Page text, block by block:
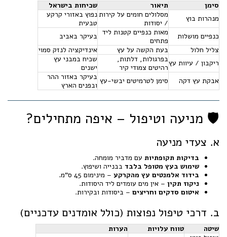
סימן תיאור
שכיחות בישראל
מנהרות בוץ
מסלולים חומים על קירות
/ יסודות
נפוץ באזורי קרקע
טבעית
כנפיים מושלות
מאות כנפיים קטנות ליד
פתחים
בעיקר באביב
צליל חלול
בעת הקשה על עץ
אינדיקציה לנזק סמוי
ריקבון / עיוות עץבפרגולות, דלתות,
רהיטים צמודי קיר
שכיח במבני עץ
ישנים
אבקת עץ דקה
סימן לטרמיטים יבשי-עץ בעיקר באזור ההר
ובפנים הארץ
🛡️ מניעה וטיפול – איפה מתחילים?
א. צעדי מניעה
בדיקות תקופתיות עם מדביר מומחה.
שימוש בעץ מטופל בלבד בבנייה ושיפוץ.
בידוד אלמנטים עץ מהקרקע – מינימום 45 ס"מ.
ניקוז תקין – אין מים עומדים ליד היסודות.
איטום סדקים וחריצים – ביסודות ובקירות.
ב. דרכי טיפול נפוצות (כולל אומדנים עדכניים)
שיטה טווח עלויות
הערות